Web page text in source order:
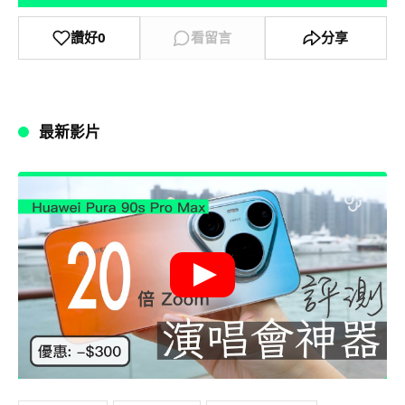
讚好0 看留言 分享
最新影片